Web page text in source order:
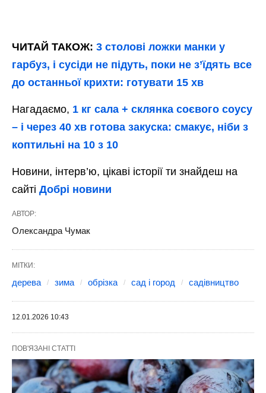
ЧИТАЙ ТАКОЖ: 3 столові ложки манки у
гарбуз, і сусіди не підуть, поки не з’їдять все
до останньої крихти: готувати 15 хв
Нагадаємо, 1 кг сала + склянка соєвого соусу
– і через 40 хв готова закуска: смакує, ніби з
коптильні на 10 з 10
Новини, інтерв’ю, цікаві історії ти знайдеш на
сайті Добрі новини
АВТОР:
Олександра Чумак
МІТКИ:
дерева зима обрізка сад і город садівництво
12.01.2026 10:43
ПОВ'ЯЗАНІ СТАТТІ